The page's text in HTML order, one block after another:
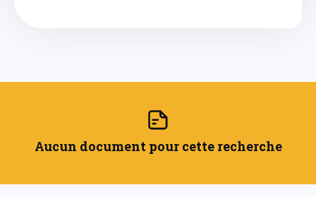
Aucun document pour cette recherche